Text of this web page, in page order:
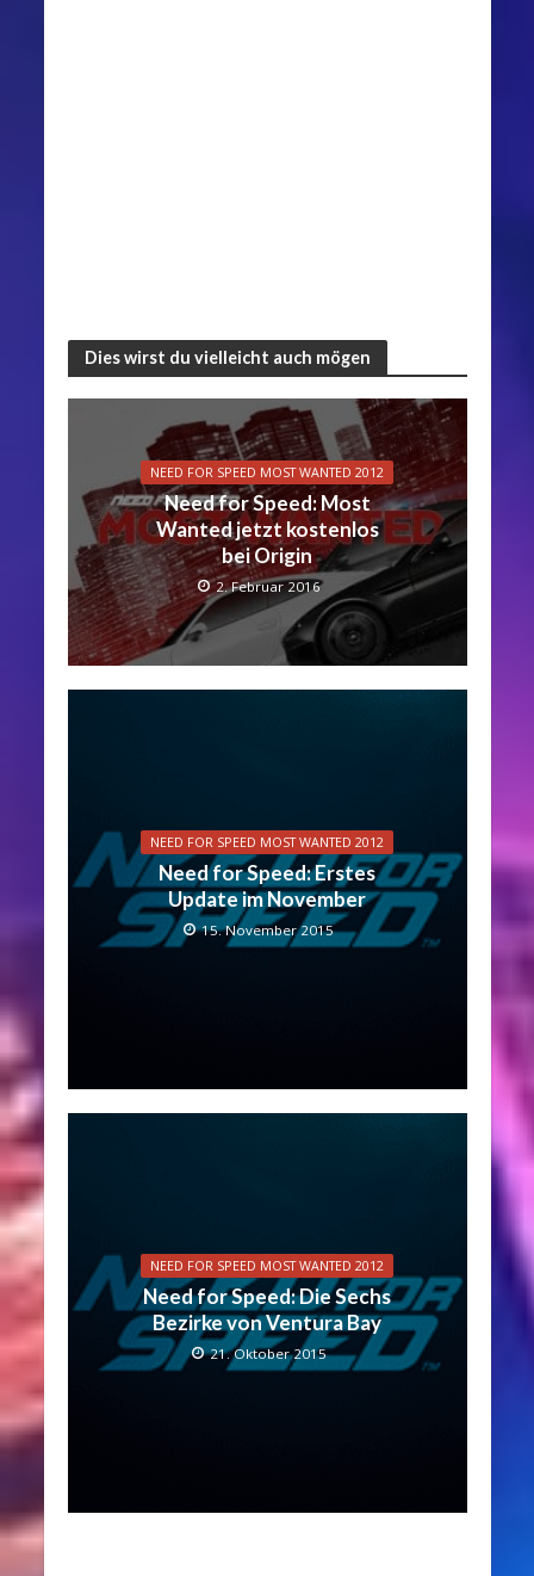
Dies wirst du vielleicht auch mögen
NEED FOR SPEED MOST WANTED 2012
Need for Speed: Most
Wanted jetzt kostenlos
bei Origin
2. Februar 2016
NEED FOR SPEED MOST WANTED 2012
Need for Speed: Erstes
Update im November
15. November 2015
NEED FOR SPEED MOST WANTED 2012
Need for Speed: Die Sechs
Bezirke von Ventura Bay
21. Oktober 2015